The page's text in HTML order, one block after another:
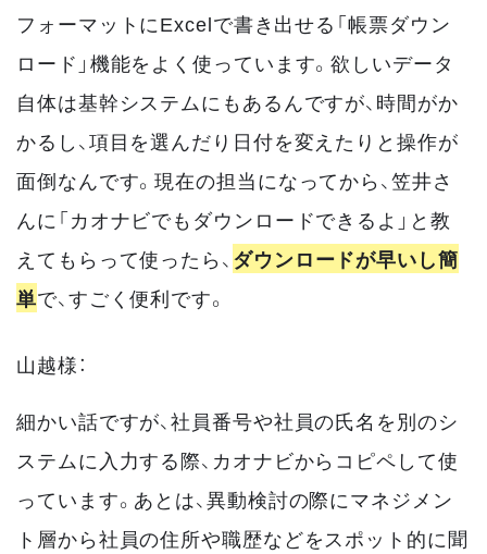
フォーマットにExcelで書き出せる「帳票ダウン
ロード」機能をよく使っています。欲しいデータ
自体は基幹システムにもあるんですが、時間がか
かるし、項目を選んだり日付を変えたりと操作が
面倒なんです。現在の担当になってから、笠井さ
んに「カオナビでもダウンロードできるよ」と教
えてもらって使ったら、ダウンロードが早いし簡
単で、すごく便利です。
山越様：
細かい話ですが、社員番号や社員の氏名を別のシ
ステムに入力する際、カオナビからコピペして使
っています。あとは、異動検討の際にマネジメン
ト層から社員の住所や職歴などをスポット的に聞